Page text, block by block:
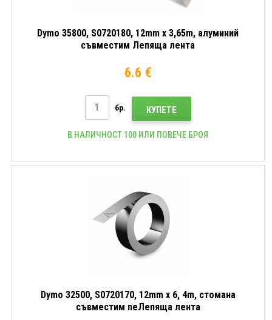
Dymo 35800, S0720180, 12mm x 3,65m, алуминий
съвместим Лепяща лента
6.6 €
бр. КУПЕТЕ
В НАЛИЧНОСТ 100 ИЛИ ПОВЕЧЕ БРОЯ
Dymo 32500, S0720170, 12mm x 6, 4m, стомана
съвместим neЛепяща лента